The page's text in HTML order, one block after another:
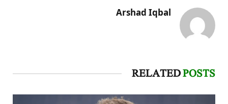
Arshad Iqbal
RELATEDPOSTS